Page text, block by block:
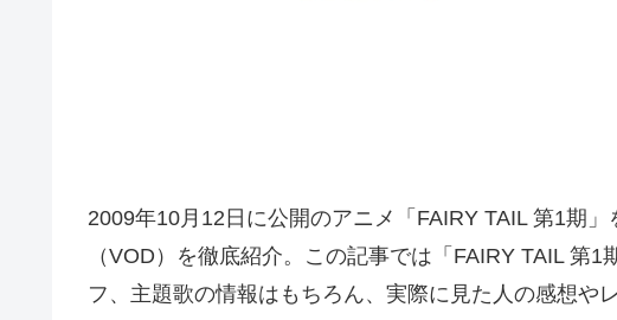
2009年10月12日に公開のアニメ「FAIRY TAIL 第1期
（VOD）を徹底紹介。この記事では「FAIRY TAIL 第
フ、主題歌の情報はもちろん、実際に見た人の感想や